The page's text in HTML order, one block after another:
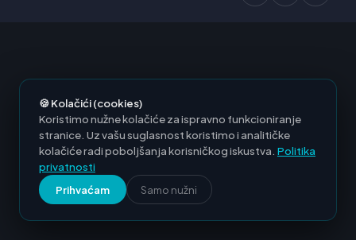
🍪 Kolačići (cookies)
Koristimo nužne kolačiće za ispravno funkcioniranje
stranice. Uz vašu suglasnost koristimo i analitičke
kolačiće radi poboljšanja korisničkog iskustva. Politika
privatnosti
Prihvaćam
Samo nužni